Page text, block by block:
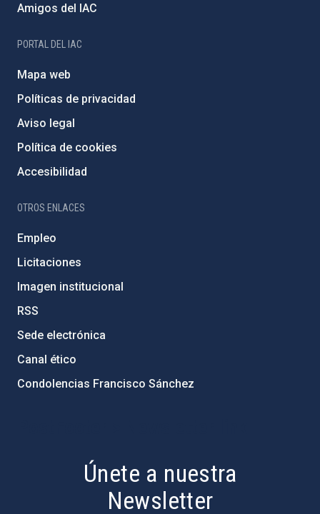
Amigos del IAC
PORTAL DEL IAC
Mapa web
Políticas de privacidad
Aviso legal
Política de cookies
Accesibilidad
OTROS ENLACES
Empleo
Licitaciones
Imagen institucional
RSS
Sede electrónica
Canal ético
Condolencias Francisco Sánchez
Únete a nuestra
Newsletter